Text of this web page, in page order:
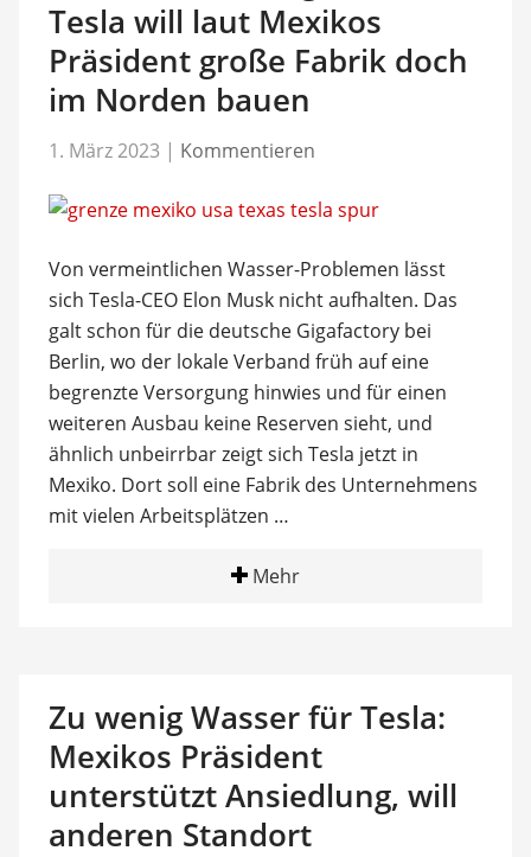
Tesla will laut Mexikos
Präsident große Fabrik doch
im Norden bauen
1. März 2023 | Kommentieren
Von vermeintlichen Wasser-Problemen lässt
sich Tesla-CEO Elon Musk nicht aufhalten. Das
galt schon für die deutsche Gigafactory bei
Berlin, wo der lokale Verband früh auf eine
begrenzte Versorgung hinwies und für einen
weiteren Ausbau keine Reserven sieht, und
ähnlich unbeirrbar zeigt sich Tesla jetzt in
Mexiko. Dort soll eine Fabrik des Unternehmens
mit vielen Arbeitsplätzen …
Mehr
Zu wenig Wasser für Tesla:
Mexikos Präsident
unterstützt Ansiedlung, will
anderen Standort